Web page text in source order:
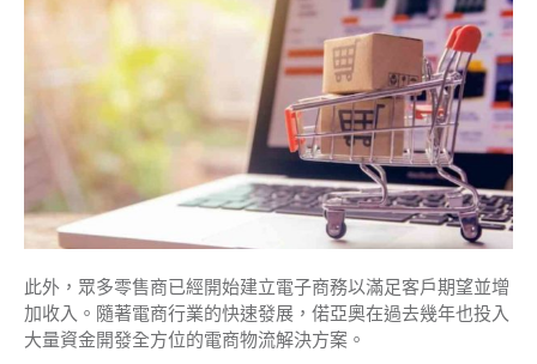
此外，眾多零售商已經開始建立電子商務以滿足客戶期望並增
加收入。隨著電商行業的快速發展，偌亞奧在過去幾年也投入
大量資金開發全方位的電商物流解決方案。